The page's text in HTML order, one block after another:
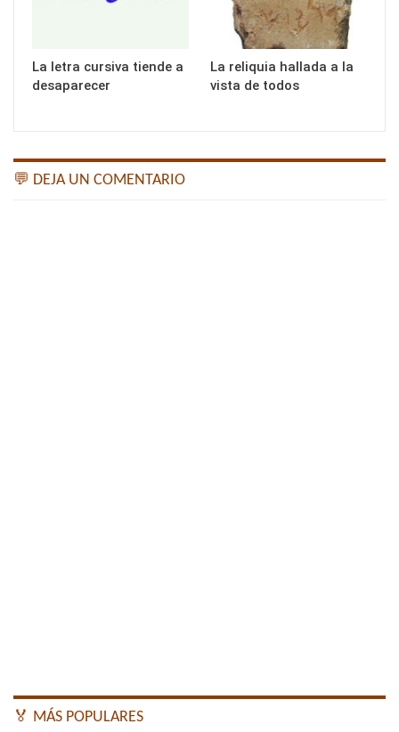
La letra cursiva tiende a
desaparecer
La reliquia hallada a la
vista de todos
💬 DEJA UN COMENTARIO
🏅 MÁS POPULARES